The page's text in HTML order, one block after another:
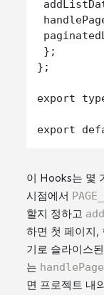
};
};
export
이 Hooks는 몇
시점에서
할지 정하고
하면 첫 페이지,
기로 슬라이스
는
면 프로젝트 내